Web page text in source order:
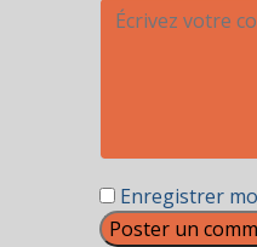
Enregistrer